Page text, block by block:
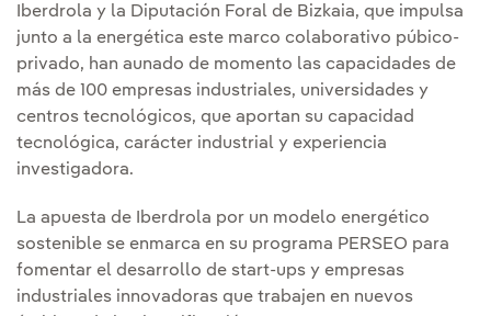
Iberdrola y la Diputación Foral de Bizkaia, que impulsa
junto a la energética este marco colaborativo púbico-
privado, han aunado de momento las capacidades de
más de 100 empresas industriales, universidades y
centros tecnológicos, que aportan su capacidad
tecnológica, carácter industrial y experiencia
investigadora.
La apuesta de Iberdrola por un modelo energético
sostenible se enmarca en su programa PERSEO para
fomentar el desarrollo de start-ups y empresas
industriales innovadoras que trabajen en nuevos